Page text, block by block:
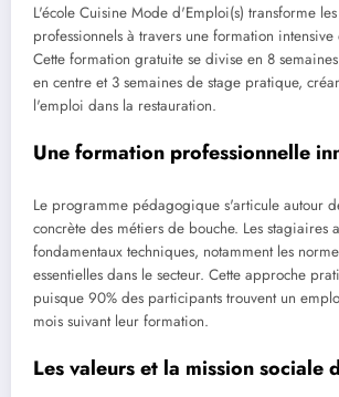
L'école Cuisine Mode d'Emploi(s) transforme
professionnels à travers une formation intensive
Cette formation gratuite se divise en 8
en centre et 3 semaines de stage pratique,
l'emploi dans la restauration.
Une formation professionnelle
Le programme pédagogique s'articule autour
concrète des métiers de bouche. Les stagiaires
fondamentaux techniques, notamment les
essentielles dans le secteur. Cette approche
puisque 90% des participants trouvent un
mois suivant leur formation.
Les valeurs et la mission sociale